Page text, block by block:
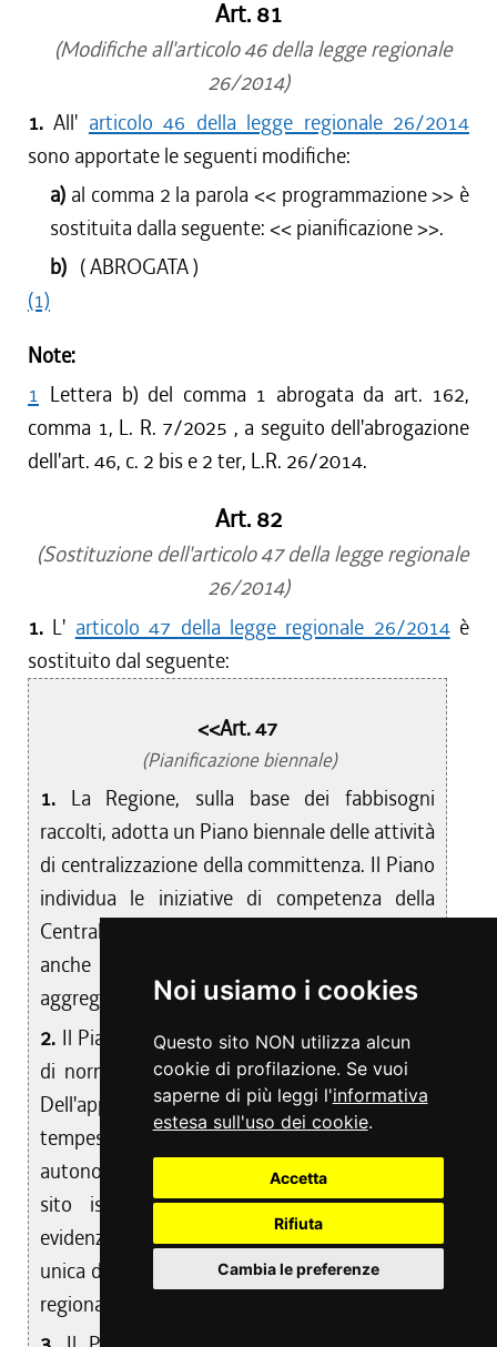
Noi usiamo i cookies
Questo sito NON utilizza alcun
cookie di profilazione. Se vuoi
saperne di più leggi l'informativa
estesa sull'uso dei cookie.
Accetta
Rifiuta
Cambia le preferenze
Art. 81
(Modifiche all'articolo 46 della legge regionale
26/2014)
1.All' articolo 46 della legge regionale 26/2014
sono apportate le seguenti modifiche:
a) al comma 2 la parola << programmazione>> è
sostituita dalla seguente: << pianificazione>>.
b) ( ABROGATA )
(1)
Note:
1 Lettera b) del comma 1 abrogata da art. 162,
comma 1, L. R. 7/2025 , a seguito dell'abrogazione
dell'art. 46, c. 2 bis e 2 ter, L.R. 26/2014.
Art. 82
(Sostituzione dell'articolo 47 della legge regionale
26/2014)
1. L' articolo 47 della legge regionale 26/2014è
sostituito dal seguente:
<<Art. 47
(Pianificazione biennale)
1. La Regione, sulla base dei fabbisogni
raccolti, adotta un Piano biennale delle attività
di centralizzazione della committenza. Il Piano
individua le iniziative di competenza della
Centrale unica di committenza regionale,
anche nella sua qualità di soggetto
aggregatore.
2. Il Piano di cui al comma 1 viene approvato,
di norma, entro il 31 gennaio di ogni anno.
Dell'approvazione del Piano viene
tempestivamente informato il Consiglio delle
autonomie locali. Il Piano viene pubblicato sul
sito istituzionale della Regione, dandone
evidenza anche sul portale web della Centrale
unica di committenza - soggetto aggregatore
regionale.